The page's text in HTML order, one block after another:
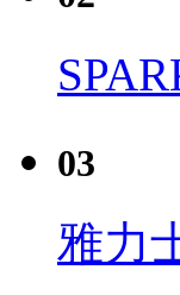
03
雅力